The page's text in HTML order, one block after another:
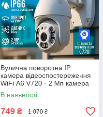
Вулична поворотна IP
камера відеоспостереження
WiFi А6 V720 - 2 Мп камера
вайфай зовнішнього
спостереження для будинку
В наявності
749 ₴ 1 070 ₴